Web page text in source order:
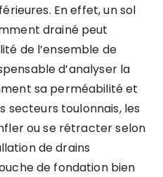
En effet, un sol
drainé peut
de l’ensemble de
d’analyser la
sa perméabilité et
secteurs toulonnais, les
ou se rétracter selon
de drains
de fondation bien